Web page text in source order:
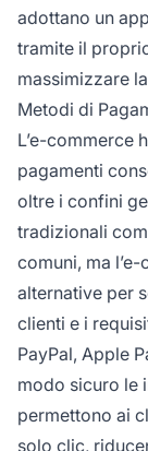
adottano un
tramite il
massimizzare
Metodi di
L’e-commerce
pagamenti
oltre i confini
tradizionali
comuni, ma
alternative per
clienti e i
PayPal, Apple
modo sicuro le
permettono ai
solo clic,